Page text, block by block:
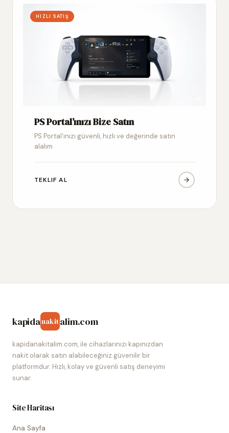
HIZLI SATIŞ
PS Portal’ınızı Bize Satın
PS Portal’ınızı güvenli, hızlı ve değerinde satın
alalım
TEKLIF AL
kapidanakitalim.com
kapidanakitalim.com, ile cihazlarınızı kapınızdan
nakit olarak satın alabileceğiniz güvenilir bir
platformdur. Hızlı, kolay ve güvenli satış deneyimi
sunar.
Site Haritası
Ana Sayfa